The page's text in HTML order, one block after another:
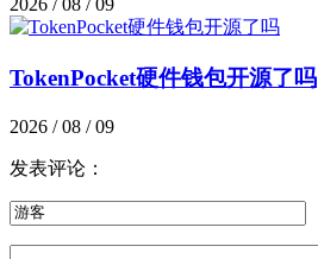
2026 / 08 / 09
TokenPocket硬件钱包开源了吗
2026 / 08 / 09
发表评论：